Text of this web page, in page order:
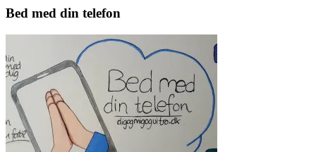
Bed med din telefon